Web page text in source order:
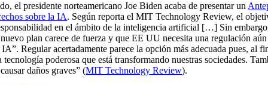
el presidente norteamericano Joe Biden acaba de presentar un
sobre la IA. Según reporta el MIT Technology Review, el
en el ámbito de la inteligencia artificial […] Sin
plan carece de fuerza y que EE UU necesita una regulación
Regular acertadamente parece la opción más adecuada pues, al
tecnología poderosa que está transformando nuestras sociedades.
daños graves” (MIT Technology Review).